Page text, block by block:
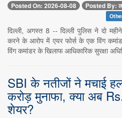
Posted On: 2026-08-08 Posted By:
दिल्ली, अगस्त 8 -- दिल्ली पुलिस ने दो
करने के आरोप में एयर फोर्स के एक विंग
विंग कमांडर के खिलाफ आधिकारिक सुरक्षा
SBI के नतीजों ने मचाई
करोड़ मुनाफा, क्या अब
शेयर?